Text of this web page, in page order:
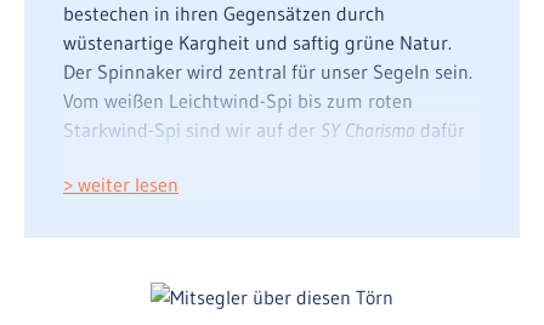
bestechen in ihren Gegensätzen durch
wüstenartige Kargheit und saftig grüne Natur.
Der Spinnaker wird zentral für unser Segeln sein.
Vom weißen Leichtwind-Spi bis zum roten
Starkwind-Spi sind wir auf der SY Charisma dafür
in das mondäne Seebad
der portugiesischen Küste segeln wir gen Süden
> weiter lesen